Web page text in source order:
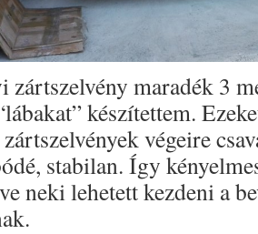
zártszelvény maradék 3
készítettem.
végeire
stabilan. Így
neki lehetett kezdeni a